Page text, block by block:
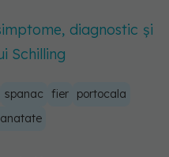
diagnostic și
Schilling
spanac fier
portocala